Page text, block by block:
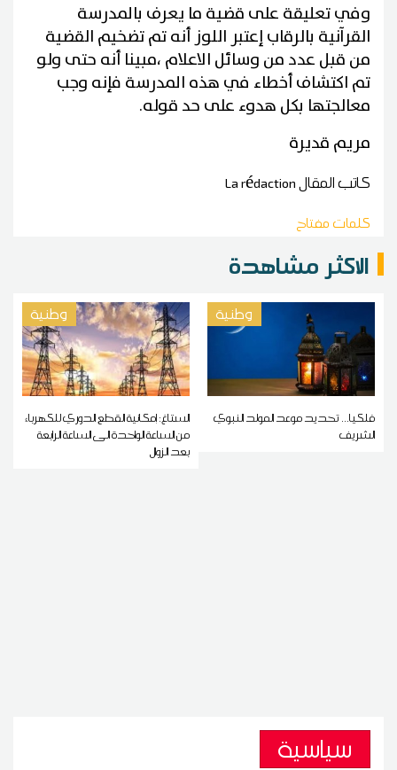
وفي تعليقة على قضية ما يعرف بالمدرسة
القرآنية بالرقاب إعتبر اللوز أنه تم تضخيم القضية
من قبل عدد من وسائل الاعلام ،مبينا أنه حتى ولو
تم اكتشاف أخطاء في هذه المدرسة فإنه وجب
معالجتها بكل هدوء على حد قوله.
مريم قديرة
كاتب المقالLa rédaction
كلمات مفتاح
الاكثر مشاهدة
وطنية
فلكيا... تحديد موعد المولد النبوي
الشريف
وطنية
الستاغ: إمكانية القطع الدوري للكهرباء
من الساعة الواحدة الى الساعة الرابعة
بعد الزوال
سياسية